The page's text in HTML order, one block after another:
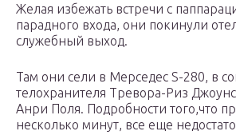
Желая избежать встречи с
парадного входа, они покинули
служебный выход.
Там они сели в Мерседес S-280, в
телохранителя Тревора-Риз
Анри Поля. Подробности того,что
несколько минут, все еще